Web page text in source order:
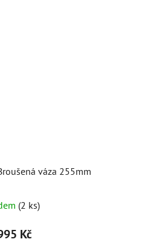
váza 255mm
hodnocení
produktu
(2 ks)
Kč